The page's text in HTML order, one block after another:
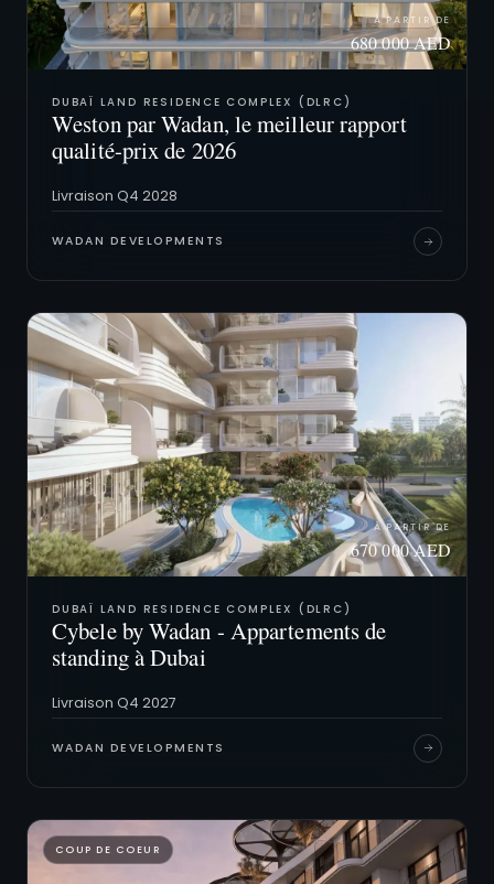
À PARTIR DE
680 000 AED
DUBAÏ LAND RESIDENCE COMPLEX (DLRC)
Weston par Wadan, le meilleur rapport
qualité-prix de 2026
Livraison Q4 2028
WADAN DEVELOPMENTS
À PARTIR DE
670 000 AED
DUBAÏ LAND RESIDENCE COMPLEX (DLRC)
Cybele by Wadan - Appartements de
standing à Dubai
Livraison Q4 2027
WADAN DEVELOPMENTS
COUP DE COEUR